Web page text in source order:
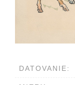
DATOVANIE: